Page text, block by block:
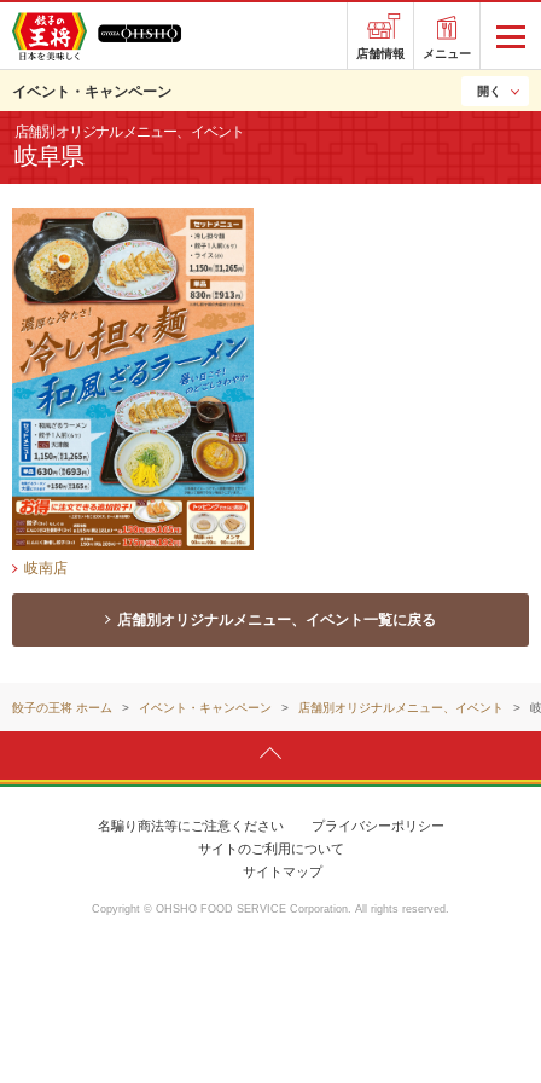
店舗情報 メニュー
イベント・キャンペーン 開く
店舗別オリジナルメニュー、イベント
岐阜県
岐南店
店舗別オリジナルメニュー、イベント一覧に戻る
餃子の王将 ホーム イベント・キャンペーン 店舗別オリジナルメニュー、イベント
名騙り商法等にご注意ください
プライバシーポリシー
サイトのご利用について
サイトマップ
Copyright © OHSHO FOOD SERVICE Corporation. All rights reserved.